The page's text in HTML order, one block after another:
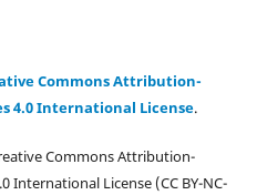
Commons Attribution-
4.0 International License.
Commons Attribution-
International License (CC BY-NC-